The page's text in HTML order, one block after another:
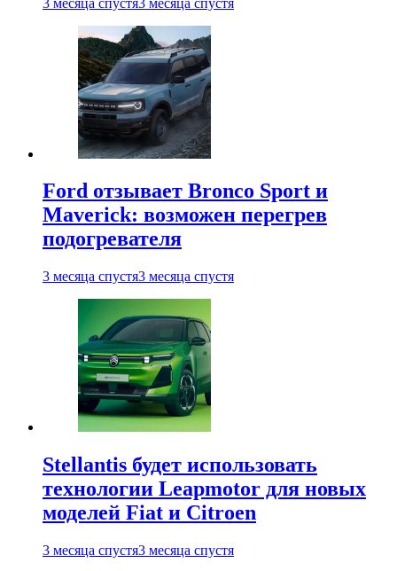
Ford отзывает Bronco Sport и
Maverick: возможен перегрев
подогревателя
3 месяца спустя3 месяца спустя
Stellantis будет использовать
технологии Leapmotor для новых
моделей Fiat и Citroen
3 месяца спустя3 месяца спустя